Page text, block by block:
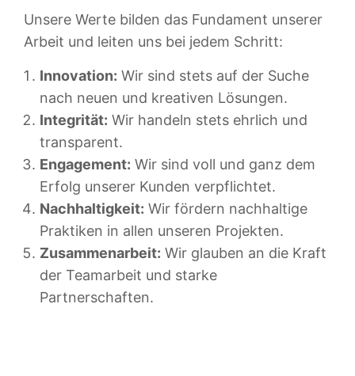
Unsere Werte bilden das Fundament unserer
Arbeit und leiten uns bei jedem Schritt:
Innovation: Wir sind stets auf der Suche
nach neuen und kreativen Lösungen.
Integrität: Wir handeln stets ehrlich und
transparent.
Engagement: Wir sind voll und ganz dem
Erfolg unserer Kunden verpflichtet.
Nachhaltigkeit: Wir fördern nachhaltige
Praktiken in allen unseren Projekten.
Zusammenarbeit: Wir glauben an die Kraft
der Teamarbeit und starke
Partnerschaften.